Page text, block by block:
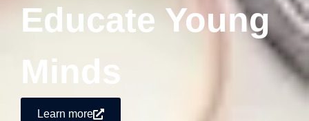
Educate Young
Minds
Learn more